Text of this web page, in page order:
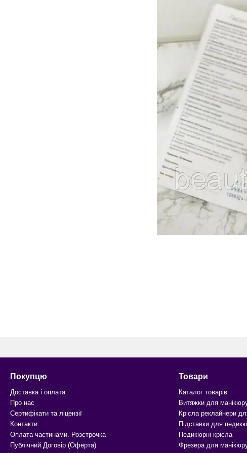
Покупцю
Доставка і оплата
Про нас
Сертифікати та ліцензії
Контакти
Оплата частинами. Розстрочка
Публічний Договір (Оферта)
Товари
Каталог товарів
Витяжки для
Крісла реклайнери
Підставки для
Педикюрні крісла
Фрезера для